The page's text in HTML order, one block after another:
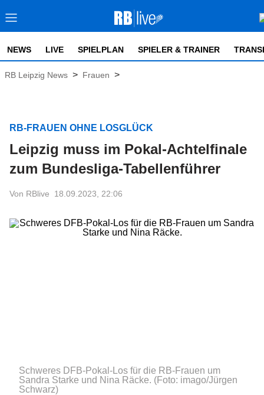
NEWS LIVE SPIELPLAN SPIELER & TRAINER
RB Leipzig News > Frauen >
RB-FRAUEN OHNE LOSGLÜCK
Leipzig muss im Pokal-Achtelfinale
zum Bundesliga-Tabellenführer
Von RBlive 18.09.2023, 22:06
Schweres DFB-Pokal-Los für die RB-Frauen um
Sandra Starke und Nina Räcke. (Foto: imago/Jürgen
Schwarz)